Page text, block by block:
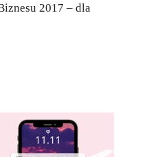
2017 – dla